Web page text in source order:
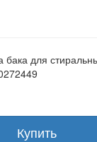
бака для